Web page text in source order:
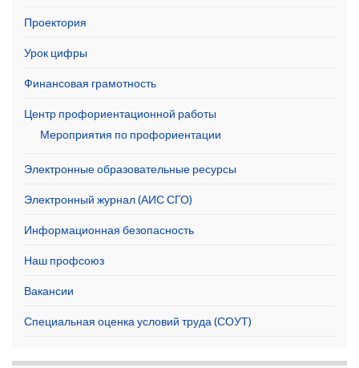
Проектория
Урок цифры
Финансовая грамотность
Центр профориентационной работы
Мероприятия по профориентации
Электронные образовательные ресурсы
Электронный журнал (АИС СГО)
Информационная безопасность
Наш профсоюз
Вакансии
Специальная оценка условий труда (СОУТ)